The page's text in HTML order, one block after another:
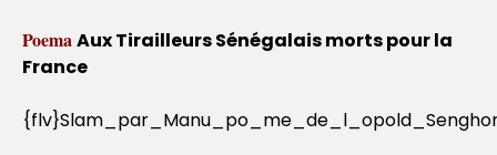
Poema Aux Tirailleurs Sénégalais morts pour la
France